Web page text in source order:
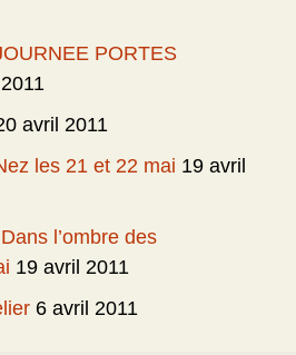
PORTES
avril 2011
les 21 et 22 mai 19 avril
l’ombre des
19 avril 2011
6 avril 2011